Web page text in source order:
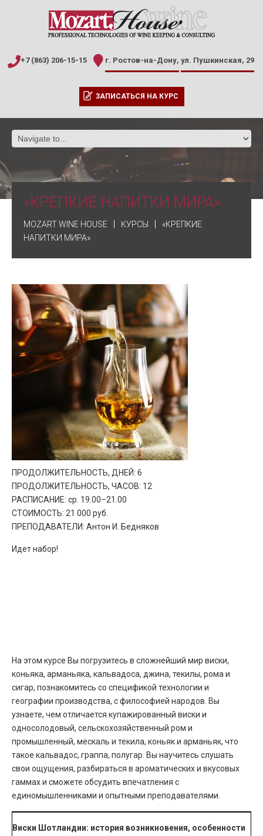
+7 (863) 206-15-15 г. Ростов-на-Дону, ул. Пушкинская, 29
ЗАПИСАТЬСЯ НА КУРС
«КРЕПКИЕ НАПИТКИ МИРА»
MOZART WINE HOUSE КУРСЫ
«КРЕПКИЕ
НАПИТКИ МИРА»
ПРОДОЛЖИТЕЛЬНОСТЬ, ДНЕЙ: 6
ПРОДОЛЖИТЕЛЬНОСТЬ, ЧАСОВ: 12
РАСПИСАНИЕ: ср. 19.00–21.00
СТОИМОСТЬ: 21 000 руб.
ПРЕПОДАВАТЕЛИ: Антон И. Бедняков
Идет набор!
На этом курсе Вы погрузитесь в сложнейший мир виски,
коньяка, арманьяка, кальвадоса, джина, текилы, рома и
сигар, познакомитесь со спецификой технологии и
географии производства, с философией народов. Вы
узнаете, чем отличается купажированный виски и
односолодовый, сельскохозяйственный ром и
промышленный, мескаль и текила, коньяк и арманьяк, что
такое кальвадос, граппа, полугар. Вы научитесь слушать
свои ощущения, разбираться в ароматических и вкусовых
гаммах и сможете обсудить впечатления с
единомышленниками и опытными преподавателями.
Виски Шотландии: история возникновения, особенности